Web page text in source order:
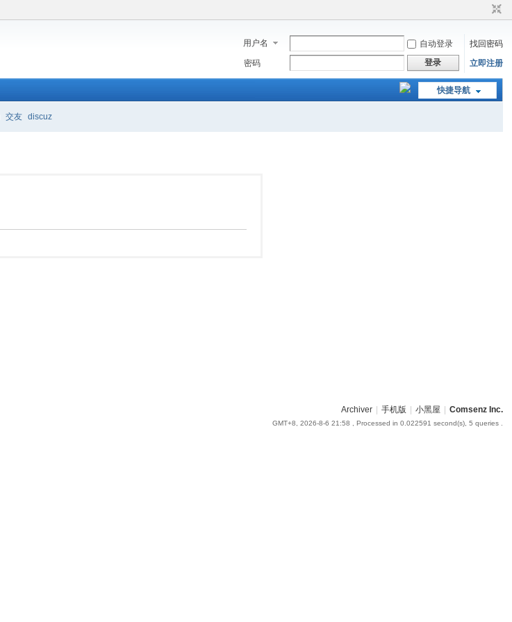
用户名 自动登录
找回密码
密码
登录 立即注册
快捷导航
交友 discuz
Archiver 手机版 小黑屋 Comsenz Inc.
GMT+8, 2026-8-6 21:58 , Processed in 0.022591 second(s), 5 queries .